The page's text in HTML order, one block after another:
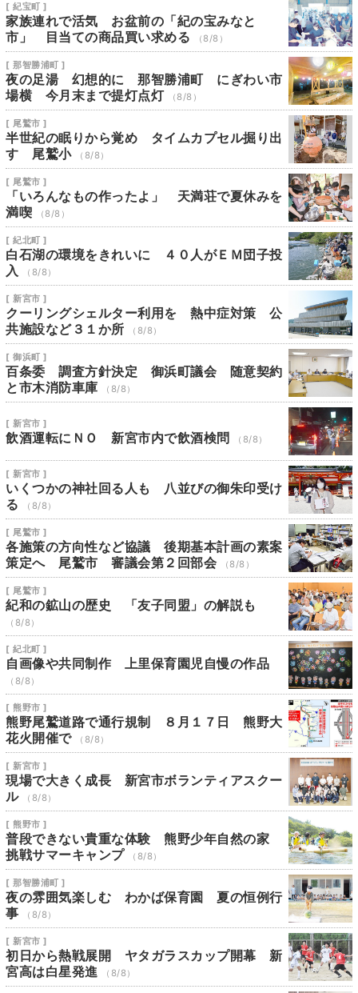
[ 紀宝町 ]
家族連れで活気 お盆前の「紀の宝みなと
市」 目当ての商品買い求める
（8/8）
[ 那智勝浦町 ]
夜の足湯 幻想的に 那智勝浦町 にぎわい市
場横 今月末まで提灯点灯
（8/8）
[ 尾鷲市 ]
半世紀の眠りから覚め タイムカプセル掘り出
す 尾鷲小
（8/8）
[ 尾鷲市 ]
「いろんなもの作ったよ」 天満荘で夏休みを
満喫
（8/8）
[ 紀北町 ]
白石湖の環境をきれいに ４０人がＥＭ団子投
入
（8/8）
[ 新宮市 ]
クーリングシェルター利用を 熱中症対策 公
共施設など３１か所
（8/8）
[ 御浜町 ]
百条委 調査方針決定 御浜町議会 随意契約
と市木消防車庫
（8/8）
[ 新宮市 ]
飲酒運転にＮＯ 新宮市内で飲酒検問 （8/8）
[ 新宮市 ]
いくつかの神社回る人も 八並びの御朱印受け
る
（8/8）
[ 尾鷲市 ]
各施策の方向性など協議 後期基本計画の素案
策定へ 尾鷲市 審議会第２回部会
（8/8）
[ 尾鷲市 ]
紀和の鉱山の歴史 「友子同盟」の解説も
（8/8）
[ 紀北町 ]
自画像や共同制作 上里保育園児自慢の作品
（8/8）
[ 熊野市 ]
熊野尾鷲道路で通行規制 ８月１７日 熊野大
花火開催で
（8/8）
[ 新宮市 ]
現場で大きく成長 新宮市ボランティアスクー
ル
（8/8）
[ 熊野市 ]
普段できない貴重な体験 熊野少年自然の家
挑戦サマーキャンプ
（8/8）
[ 那智勝浦町 ]
夜の雰囲気楽しむ わかば保育園 夏の恒例行
事
（8/8）
[ 新宮市 ]
初日から熱戦展開 ヤタガラスカップ開幕 新
宮高は白星発進
（8/8）